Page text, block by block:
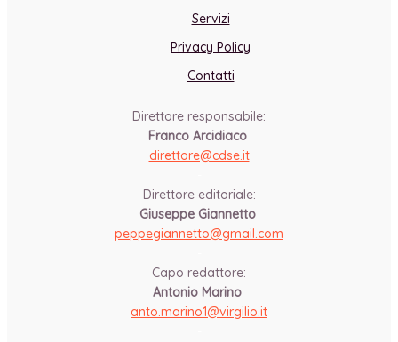
Servizi
Privacy Policy
Contatti
Direttore responsabile:
Franco Arcidiaco
direttore@cdse.it
Direttore editoriale:
Giuseppe Giannetto
peppegiannetto@gmail.com
Capo redattore:
Antonio Marino
anto.marino1@virgilio.it